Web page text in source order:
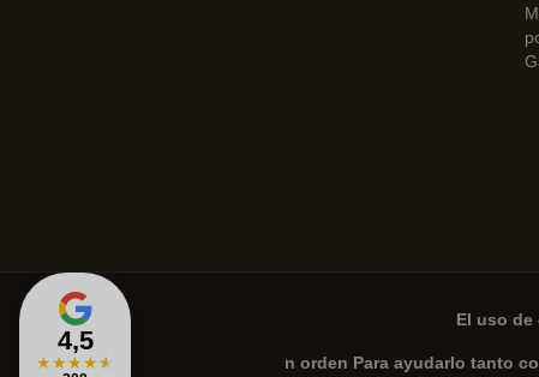
4,5
★★★★★
El uso de
n orden Para ayudarlo tanto